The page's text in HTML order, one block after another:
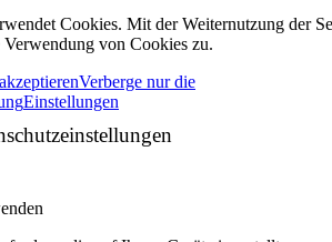
Cookies. Mit der Weiternutzung der
Verwendung von Cookies zu.
Verberge nur die
Einstellungen